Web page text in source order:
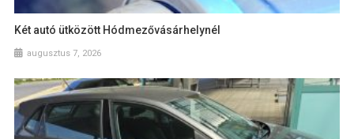
Két autó ütközött Hódmezővásárhelynél
augusztus 7, 2026